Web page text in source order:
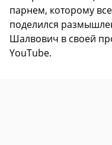
парнем, которому
поделился
Шалвович в своей
YouTube.